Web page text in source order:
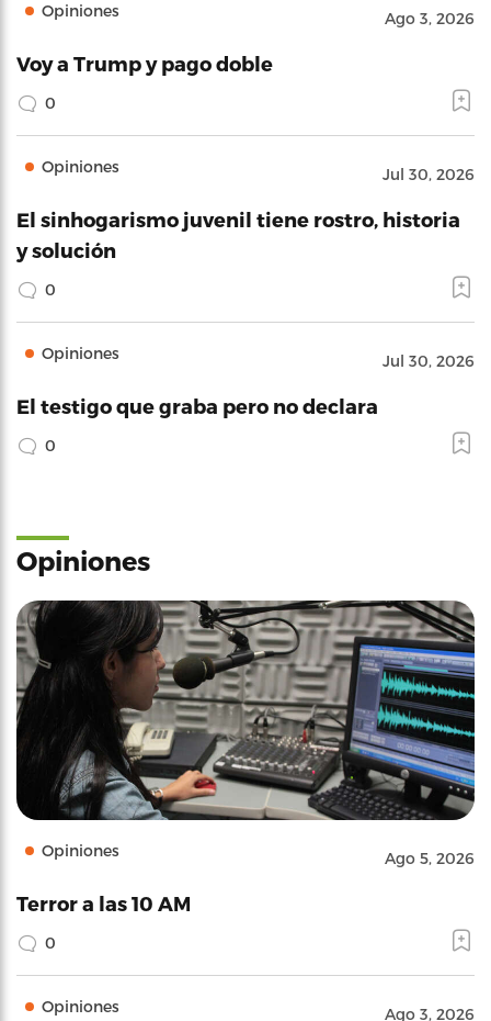
Opiniones Ago 3, 2026
Voy a Trump y pago doble
0
Opiniones Jul 30, 2026
El sinhogarismo juvenil tiene rostro, historia
y solución
0
Opiniones Jul 30, 2026
El testigo que graba pero no declara
0
Opiniones
Opiniones Ago 5, 2026
Terror a las 10 AM
0
Opiniones Ago 3, 2026